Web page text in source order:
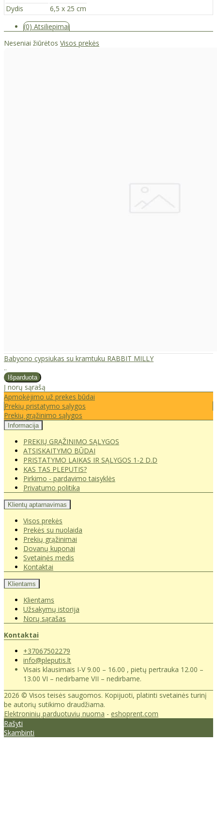
Dydis
6,5 x 25 cm
(0) Atsiliepimai
Neseniai žiūrėtos Visos prekės
Babyono cypsiukas su kramtuku RABBIT MILLY
..
Į norų sąrašą
Apmokėjimo už prekes būdai
Prekių pristatymo sąlygos
Prekių grąžinimo sąlygos
Informacija
PREKIŲ GRĄŽINIMO SĄLYGOS
ATSISKAITYMO BŪDAI
PRISTATYMO LAIKAS IR SĄLYGOS 1-2 D.D
KAS TAS PLEPUTIS?
Pirkimo - pardavimo taisyklės
Privatumo politika
Klientų aptarnavimas
Visos prekės
Prekės su nuolaida
Prekių grąžinimai
Dovanų kuponai
Svetainės medis
Kontaktai
Klientams
Klientams
Užsakymų istorija
Norų sąrašas
Kontaktai
+37067502279
info@pleputis.lt
Visais klausimais I-V 9.00 – 16.00 , pietų pertrauka 12.00 –
13.00 VI – nedirbame VII – nedirbame.
2026 © Visos teisės saugomos. Kopijuoti, platinti svetainės turinį
be autorių sutikimo draudžiama.
Elektroninių parduotuvių nuoma - eshoprent.com
Rašyti
Skambinti